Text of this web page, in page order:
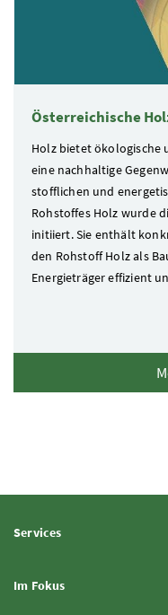
Österreichische
Holz bietet ökologische
eine nachhaltige
stofflichen und
Rohstoffes Holz wurde
initiiert. Sie enthält
den Rohstoff Holz als
Energieträger effizient
ServicesInhalt aufklappen
Im FokusInhalt aufklappen